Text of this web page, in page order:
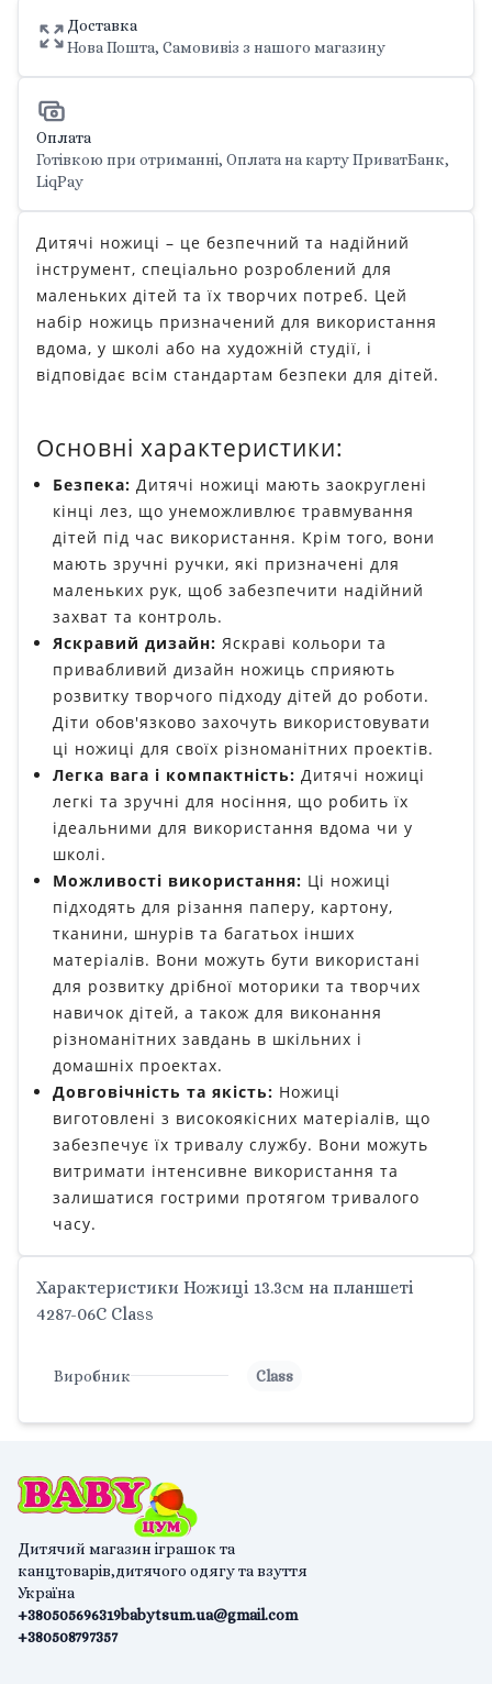
Доставка
Нова Пошта, Самовивіз з нашого магазину
Оплата
Готівкою при отриманні, Оплата на карту ПриватБанк,
LiqPay
Дитячі ножиці – це безпечний та надійний
інструмент, спеціально розроблений для
маленьких дітей та їх творчих потреб. Цей
набір ножиць призначений для використання
вдома, у школі або на художній студії, і
відповідає всім стандартам безпеки для дітей.
Основні характеристики:
Безпека: Дитячі ножиці мають заокруглені
кінці лез, що унеможливлює травмування
дітей під час використання. Крім того, вони
мають зручні ручки, які призначені для
маленьких рук, щоб забезпечити надійний
захват та контроль.
Яскравий дизайн: Яскраві кольори та
привабливий дизайн ножиць сприяють
розвитку творчого підходу дітей до роботи.
Діти обов'язково захочуть використовувати
ці ножиці для своїх різноманітних проектів.
Легка вага і компактність: Дитячі ножиці
легкі та зручні для носіння, що робить їх
ідеальними для використання вдома чи у
школі.
Можливості використання: Ці ножиці
підходять для різання паперу, картону,
тканини, шнурів та багатьох інших
матеріалів. Вони можуть бути використані
для розвитку дрібної моторики та творчих
навичок дітей, а також для виконання
різноманітних завдань в шкільних і
домашніх проектах.
Довговічність та якість: Ножиці
виготовлені з високоякісних матеріалів, що
забезпечує їх тривалу службу. Вони можуть
витримати інтенсивне використання та
залишатися гострими протягом тривалого
часу.
Характеристики Ножиці 13.3см на планшеті
4287-06C Class
Виробник Class
Дитячий магазин іграшок та
канцтоварів,дитячого одягу та взуття
Україна
+380505696319
+380508797357
babytsum.ua@gmail.com